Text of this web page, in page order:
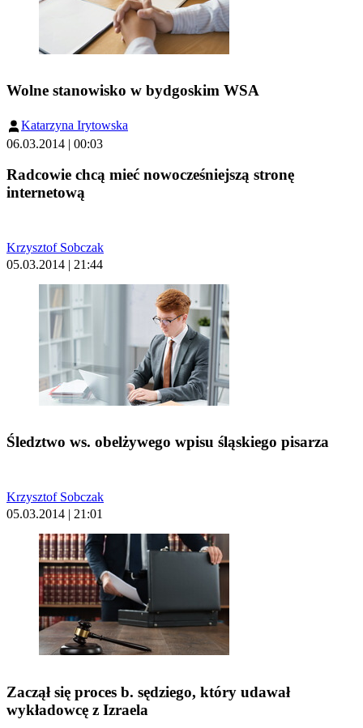
Wolne stanowisko w bydgoskim WSA
Katarzyna Irytowska
06.03.2014 | 00:03
Radcowie chcą mieć nowocześniejszą stronę
internetową
Krzysztof Sobczak
05.03.2014 | 21:44
Śledztwo ws. obelżywego wpisu śląskiego pisarza
Krzysztof Sobczak
05.03.2014 | 21:01
Zaczął się proces b. sędziego, który udawał
wykładowcę z Izraela